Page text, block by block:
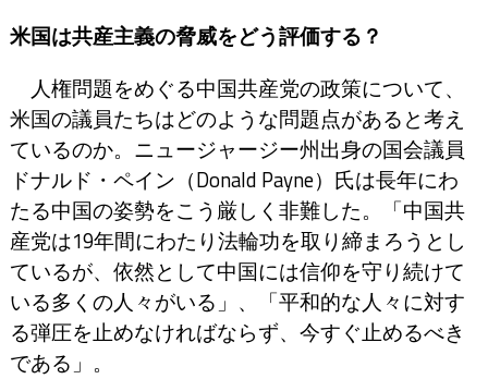
米国は共産主義の脅威をどう評価する？
人権問題をめぐる中国共産党の政策について、
米国の議員たちはどのような問題点があると考え
ているのか。ニュージャージー州出身の国会議員
ドナルド・ペイン（Donald Payne）氏は長年にわ
たる中国の姿勢をこう厳しく非難した。「中国共
産党は19年間にわたり法輪功を取り締まろうとし
ているが、依然として中国には信仰を守り続けて
いる多くの人々がいる」、「平和的な人々に対す
る弾圧を止めなければならず、今すぐ止めるべき
である」。